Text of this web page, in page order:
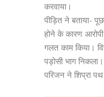
करवाया।
पीड़ित ने बताया-
होने के कारण
गलत काम किया।
पड़ोसी भाग
परिजन ने शिप्रा